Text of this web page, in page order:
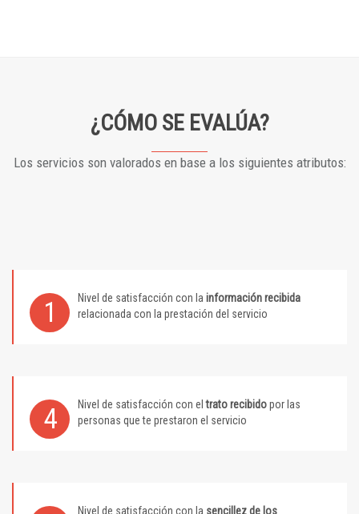
¿CÓMO SE EVALÚA?
Los servicios son valorados en base a los siguientes atributos:
1 Nivel de satisfacción con la información recibida
relacionada con la prestación del servicio
4 Nivel de satisfacción con eltrato recibidopor las
personas que te prestaron el servicio
Nivel de satisfacción con la sencillez de los